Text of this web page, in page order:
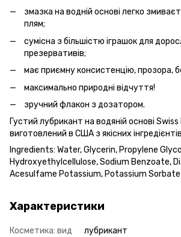
змазка на водній основі легко
плям;
сумісна з більшістю іграшок для
презервативів;
має приємну консистенцію, прозора,
максимально природні відчуття!
зручний флакон з дозатором.
Густий лубрикант на водяній основі
виготовлений в США з якісних
Ingredients: Water, Glycerin, Propylene
Hydroxyethylcellulose, Sodium Benzoate,
Acesulfame Potassium, Potassium Sorbate
Характеристики
Косметика: вид
лубрикант